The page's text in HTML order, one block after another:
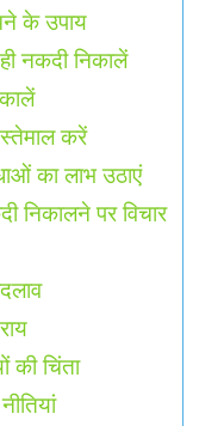
के उपाय
नकदी निकालें
करें
का लाभ उठाएं
निकालने पर विचार
की चिंता